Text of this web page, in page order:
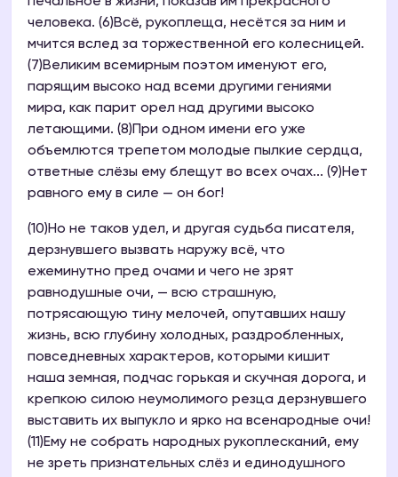
человека. (6)Всё, рукоплеща, несётся за ним и
мчится вслед за торжественной его колесницей.
(7)Великим всемирным поэтом именуют его,
парящим высоко над всеми другими гениями
мира, как парит орел над другими высоко
летающими. (8)При одном имени его уже
объемлются трепетом молодые пылкие сердца,
ответные слёзы ему блещут во всех очах... (9)Нет
равного ему в силе — он бог!
(10)Но не таков удел, и другая судьба писателя,
дерзнувшего вызвать наружу всё, что
ежеминутно пред очами и чего не зрят
равнодушные очи, — всю страшную,
потрясающую тину мелочей, опутавших нашу
жизнь, всю глубину холодных, раздробленных,
повседневных характеров, которыми кишит
наша земная, подчас горькая и скучная дорога, и
крепкою силою неумолимого резца дерзнувшего
выставить их выпукло и ярко на всенародные очи!
(11)Ему не собрать народных рукоплесканий, ему
не зреть признательных слёз и единодушного